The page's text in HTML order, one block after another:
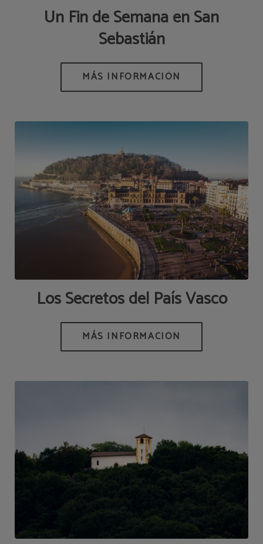
Un Fin de Semana en San
Sebastián
Los Secretos del País Vasco